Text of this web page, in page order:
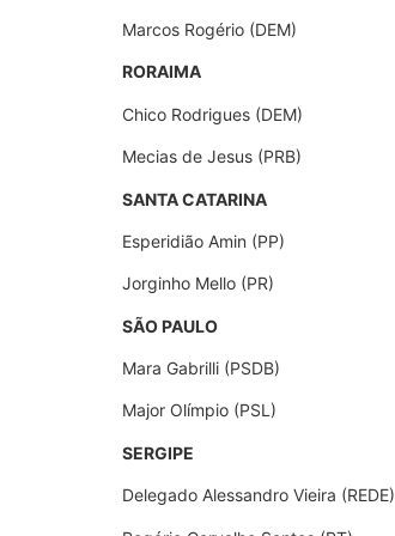
Marcos Rogério (DEM)
RORAIMA
Chico Rodrigues (DEM)
Mecias de Jesus (PRB)
SANTA CATARINA
Esperidião Amin (PP)
Jorginho Mello (PR)
SÃO PAULO
Mara Gabrilli (PSDB)
Major Olímpio (PSL)
SERGIPE
Delegado Alessandro Vieira (REDE)